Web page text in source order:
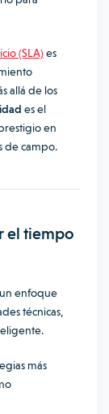
(SLA) es
allá de los
es el
en
de campo.
el tiempo
enfoque
técnicas,
más